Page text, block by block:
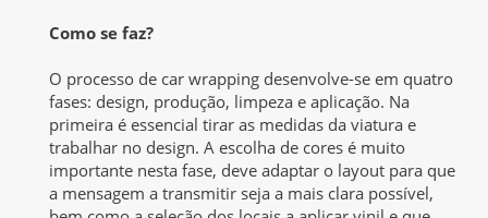
Como se faz?
O processo de car wrapping desenvolve-se em quatro
fases: design, produção, limpeza e aplicação. Na
primeira é essencial tirar as medidas da viatura e
trabalhar no design. A escolha de cores é muito
importante nesta fase, deve adaptar o layout para que
a mensagem a transmitir seja a mais clara possível,